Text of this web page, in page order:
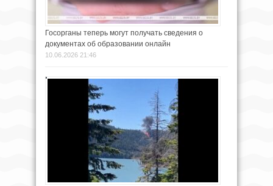
Госорганы теперь могут получать сведения о
документах об образовании онлайн
10.06.2026 21:46